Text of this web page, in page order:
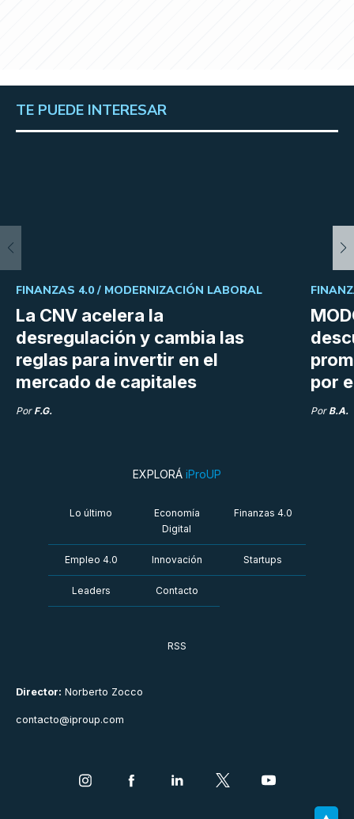
TE PUEDE INTERESAR
La CNV acelera la
desregulación y cambia las
reglas para invertir en el
mercado de capitales
FINANZAS 4.0 / MODERNIZACIÓN LABORAL
Por F.G.
por
Por B.A.
Director: Norberto Zocco
contacto@iproup.com
EXPLORÁ iProUP
Lo último
Economía
Digital
Finanzas 4.0
Empleo 4.0 Innovación Startups
Leaders Contacto
RSS